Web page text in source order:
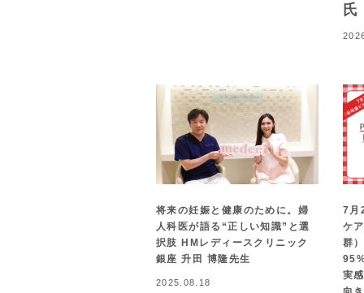
氏
将来の妊娠と健康のために。婦
人科医が語る“正しい知識”と選
択肢 HMレディースクリニック
銀座 升田 博隆先生
2025.08.18
7月
ケ
群
実